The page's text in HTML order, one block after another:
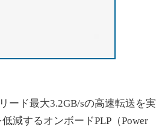
ード最大3.2GB/sの高速転送を実
減するオンボードPLP（Power